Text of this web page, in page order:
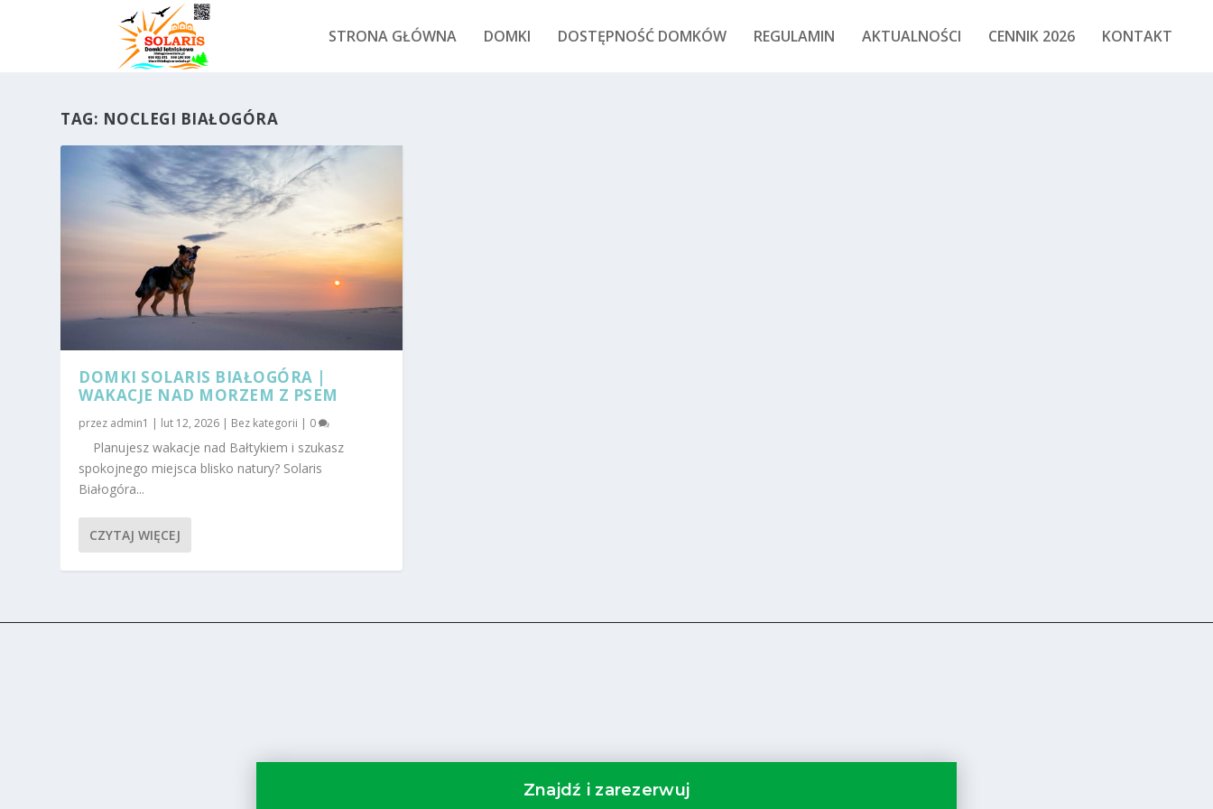
STRONA GŁÓWNA DOMKI DOSTĘPNOŚĆ DOMKÓW REGULAMIN AKTUALNOŚCI CENNIK 2026 KONTAKT
TAG: NOCLEGI BIAŁOGÓRA
DOMKI SOLARIS BIAŁOGÓRA |
WAKACJE NAD MORZEM Z PSEM
przez admin1 | lut 12, 2026 | Bez kategorii | 0
Planujesz wakacje nad Bałtykiem i szukasz
spokojnego miejsca blisko natury? Solaris
Białogóra...
CZYTAJ WIĘCEJ